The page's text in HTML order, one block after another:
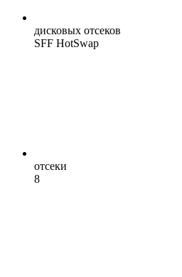
дисковых отсеков
SFF HotSwap
отсеки
8